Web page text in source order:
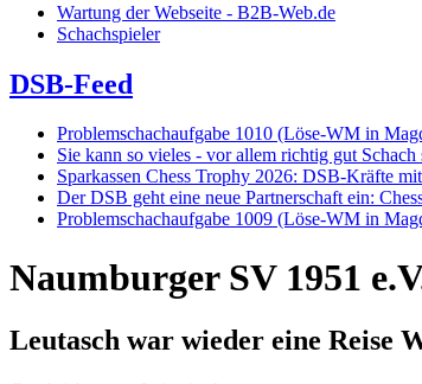
Wartung der Webseite - B2B-Web.de
Schachspieler
DSB-Feed
Problemschachaufgabe 1010 (Löse-WM in
Sie kann so vieles - vor allem richtig gut Schach
Sparkassen Chess Trophy 2026: DSB-Kräfte
Der DSB geht eine neue Partnerschaft ein:
Problemschachaufgabe 1009 (Löse-WM in
Naumburger SV 1951
Leutasch war wieder eine Reise